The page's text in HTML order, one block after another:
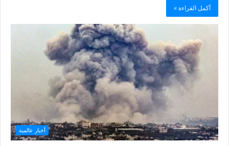
أكمل القراءة »
أخبار عالمية